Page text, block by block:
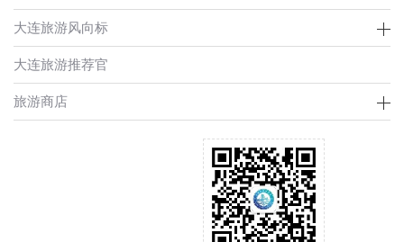
大连旅游风向标
大连旅游推荐官
旅游商店